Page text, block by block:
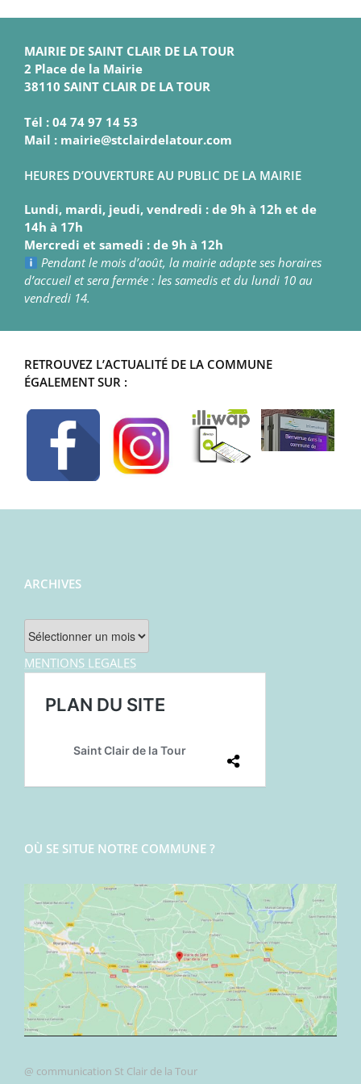
MAIRIE DE SAINT CLAIR DE LA TOUR
2 Place de la Mairie
38110 SAINT CLAIR DE LA TOUR
Tél : 04 74 97 14 53
Mail : mairie@stclairdelatour.com
HEURES D’OUVERTURE AU PUBLIC DE LA MAIRIE
Lundi, mardi, jeudi, vendredi : de 9h à 12h et de
14h à 17h
Mercredi et samedi : de 9h à 12h
Pendant le mois d’août, la mairie adapte ses horaires
d’accueil et sera fermée : les samedis et du lundi 10 au
vendredi 14.
RETROUVEZ L’ACTUALITÉ DE LA COMMUNE
ÉGALEMENT SUR :
ARCHIVES
Archives
MENTIONS LEGALES
OÙ SE SITUE NOTRE COMMUNE ?
@ communication St Clair de la Tour